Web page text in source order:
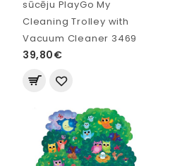
sūcēju PlayGo My
Cleaning Trolley with
Vacuum Cleaner 3469
39,80€